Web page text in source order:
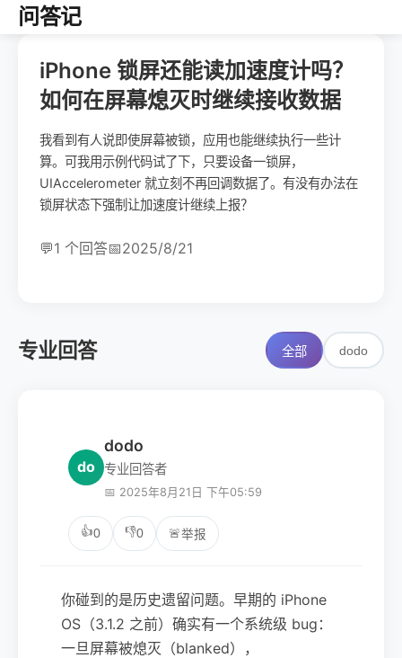
问答记
iPhone 锁屏还能读加速度计吗？
如何在屏幕熄灭时继续接收数据
我看到有人说即使屏幕被锁，应用也能继续执行一些计
算。可我用示例代码试了下，只要设备一锁屏，
UIAccelerometer 就立刻不再回调数据了。有没有办法在
锁屏状态下强制让加速度计继续上报？
💬1 个回答📅2025/8/21
专业回答 全部 dodo
do
dodo
专业回答者
📅 2025年8月21日 下午05:59
👍0 👎0 🚨举报
你碰到的是历史遗留问题。早期的 iPhone
OS（3.1.2 之前）确实有一个系统级 bug：
一旦屏幕被熄灭（blanked），